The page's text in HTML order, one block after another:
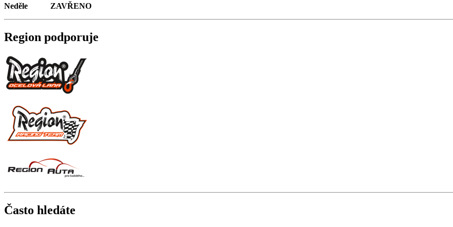
Neděle ZAVŘENO
Region podporuje
Často hledáte